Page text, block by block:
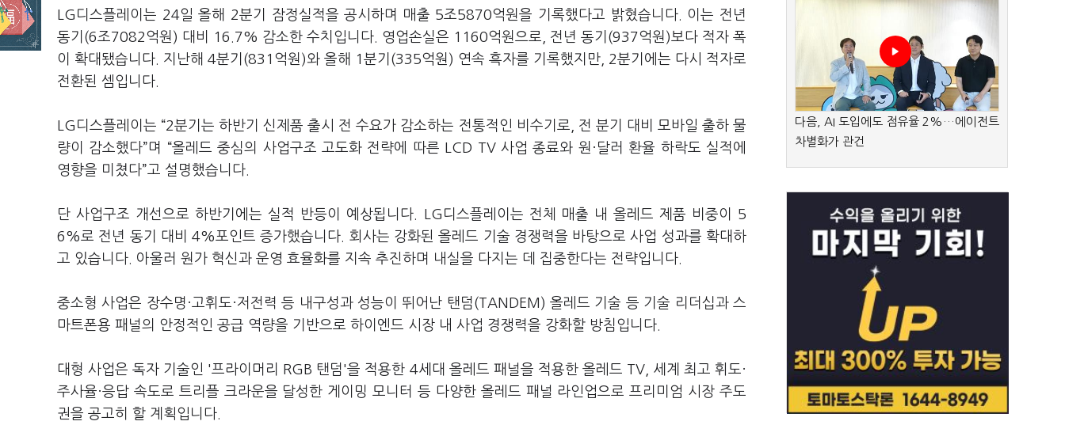
LG디스플레이는 24일 올해 2분기 잠정실적을 공시하며 매출 5조5870억원을 기록했다고 밝혔습니다. 이는 전년
동기(6조7082억원) 대비 16.7% 감소한 수치입니다. 영업손실은 1160억원으로, 전년 동기(937억원)보다 적자 폭
이 확대됐습니다. 지난해 4분기(831억원)와 올해 1분기(335억원) 연속 흑자를 기록했지만, 2분기에는 다시 적자로
전환된 셈입니다.
LG디스플레이는 “2분기는 하반기 신제품 출시 전 수요가 감소하는 전통적인 비수기로, 전 분기 대비 모바일 출하 물
량이 감소했다”며 “올레드 중심의 사업구조 고도화 전략에 따른 LCD TV 사업 종료와 원·달러 환율 하락도 실적에
영향을 미쳤다”고 설명했습니다.
단 사업구조 개선으로 하반기에는 실적 반등이 예상됩니다. LG디스플레이는 전체 매출 내 올레드 제품 비중이 5
6%로 전년 동기 대비 4%포인트 증가했습니다. 회사는 강화된 올레드 기술 경쟁력을 바탕으로 사업 성과를 확대하
고 있습니다. 아울러 원가 혁신과 운영 효율화를 지속 추진하며 내실을 다지는 데 집중한다는 전략입니다.
중소형 사업은 장수명·고휘도·저전력 등 내구성과 성능이 뛰어난 탠덤(TANDEM) 올레드 기술 등 기술 리더십과 스
마트폰용 패널의 안정적인 공급 역량을 기반으로 하이엔드 시장 내 사업 경쟁력을 강화할 방침입니다.
대형 사업은 독자 기술인 '프라이머리 RGB 탠덤'을 적용한 4세대 올레드 패널을 적용한 올레드 TV, 세계 최고 휘도·
주사율·응답 속도로 트리플 크라운을 달성한 게이밍 모니터 등 다양한 올레드 패널 라인업으로 프리미엄 시장 주도
권을 공고히 할 계획입니다.
다음, AI 도입에도 점유율 2%…에이전트
차별화가 관건